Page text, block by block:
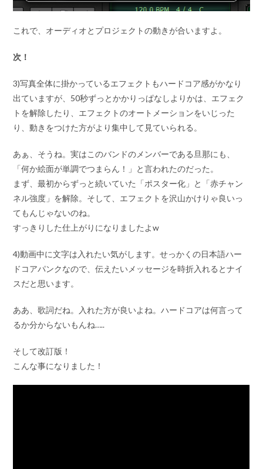
これで、オーディオとプロジェクトの動きが合いますよ。
次！
3)写真全体に掛かっているエフェクトもハードコア感がかなり
出ていますが、50秒ずっとかかりっぱなしよりかは、エフェク
トを解除したり、エフェクトのオートメーションをいじった
り、動きをつけた方がより集中して見ていられる。
あぁ、そうね。実はこのバンドのメンバーである旦那にも、
「何か絵面が単調でつまらん！」と言われたのだった。
まず、最初からずっと続いていた「ポスター化」と「赤チャン
ネル強度」を解除。そして、エフェクトを沢山かけりゃ良いっ
てもんじゃないのね。
すっきりした仕上がりになりましたよw
4)動画中に文字は入れたい気がします。せっかくの日本語ハー
ドコアパンクなので、伝えたいメッセージを時折入れるとナイ
スだと思います。
ああ、歌詞だね。入れた方が良いよね。ハードコアは何言って
るか分からないもんね…..
そして改訂版！
こんな事になりました！